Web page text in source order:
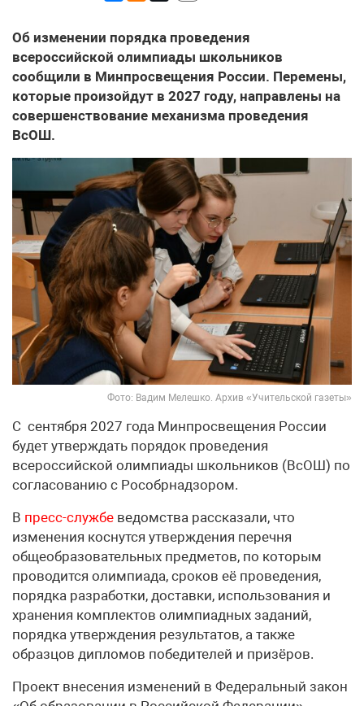
Об изменении порядка проведения
всероссийской олимпиады школьников
сообщили в Минпросвещения России. Перемены,
которые произойдут в 2027 году, направлены на
совершенствование механизма проведения
ВсОШ.
Фото: Вадим Мелешко. Архив «Учительской газеты»
С сентября 2027 года Минпросвещения России
будет утверждать порядок проведения
всероссийской олимпиады школьников (ВсОШ) по
согласованию с Рособрнадзором.
В пресс-службе ведомства рассказали, что
изменения коснутся утверждения перечня
общеобразовательных предметов, по которым
проводится олимпиада, сроков её проведения,
порядка разработки, доставки, использования и
хранения комплектов олимпиадных заданий,
порядка утверждения результатов, а также
образцов дипломов победителей и призёров.
Проект внесения изменений в Федеральный закон